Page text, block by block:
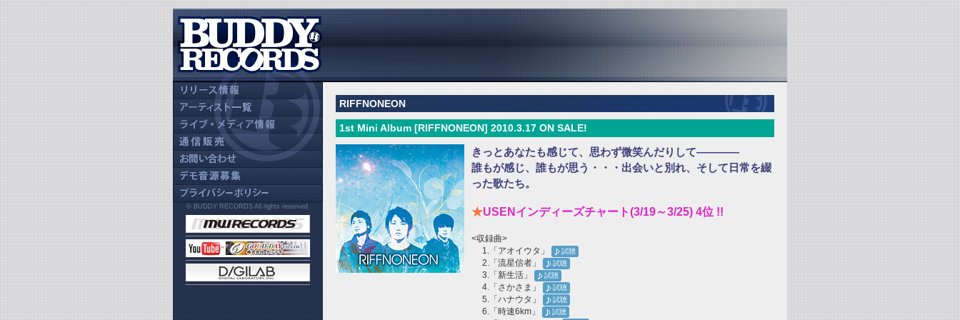
RIFFNONEON
1st Mini Album [RIFFNONEON] 2010.3.17 ON SALE!
きっとあなたも感じて、思わず微笑んだりして――――
誰もが感じ、誰もが思う・・・出会いと別れ、そして日常を綴
った歌たち。
★USENインディーズチャート(3/19～3/25) 4位 !!
<収録曲>
1.「アオイウタ」
試聴
2.「流星信者」 試聴
3.「新生活」 試聴
4.「さかさま」 試聴
5.「ハナウタ」 試聴
6.「時速6km」 試聴
© BUDDY RECORDS All rights reserved.